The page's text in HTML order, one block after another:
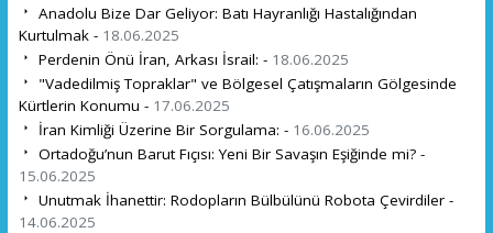
Anadolu Bize Dar Geliyor: Batı Hayranlığı Hastalığından
Kurtulmak - 18.06.2025
Perdenin Önü İran, Arkası İsrail: - 18.06.2025
"Vadedilmiş Topraklar" ve Bölgesel Çatışmaların Gölgesinde
Kürtlerin Konumu - 17.06.2025
İran Kimliği Üzerine Bir Sorgulama: - 16.06.2025
Ortadoğu’nun Barut Fıçısı: Yeni Bir Savaşın Eşiğinde mi? -
15.06.2025
Unutmak İhanettir: Rodopların Bülbülünü Robota Çevirdiler -
14.06.2025